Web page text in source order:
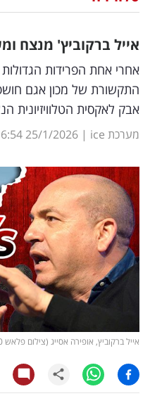
וטק
שיווק
ופרסום
משפט
מדדים
ומחקרים
דעות
רכילות
קריפטו
ויראלי
אייל ברקוביץ' מנצח
אחרי אחת הפרידות
התקשורת של מכון אגם
אבק לאקסית הטלוויזיונית
מערכת ice |
25/1/2026
אייל ברקוביץ, אופירה אסייג (צילום פלאש 90, רפי דלויה)